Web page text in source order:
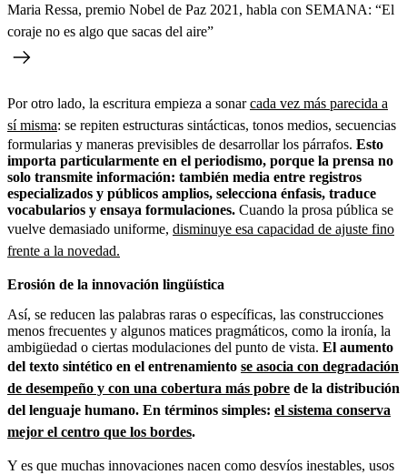
Maria Ressa, premio Nobel de Paz 2021, habla con SEMANA: “El
coraje no es algo que sacas del aire”
Por otro lado, la escritura empieza a sonarcada vez más parecida a
sí misma: se repiten estructuras sintácticas, tonos medios, secuencias
formularias y maneras previsibles de desarrollar los párrafos. Esto
importa particularmente en el periodismo, porque la prensa no
solo transmite información: también media entre registros
especializados y públicos amplios, selecciona énfasis, traduce
vocabularios y ensaya formulaciones. Cuando la prosa pública se
vuelve demasiado uniforme, disminuye esa capacidad de ajuste fino
frente a la novedad.
Erosión de la innovación lingüística
Así, se reducen las palabras raras o específicas, las construcciones
menos frecuentes y algunos matices pragmáticos, como la ironía, la
ambigüedad o ciertas modulaciones del punto de vista. El aumento
del texto sintético en el entrenamiento se asocia con degradación
de desempeño y con una cobertura más pobre de la distribución
del lenguaje humano. En términos simples: el sistema conserva
mejor el centro que los bordes.
Y es que muchas innovaciones nacen como desvíos inestables, usos